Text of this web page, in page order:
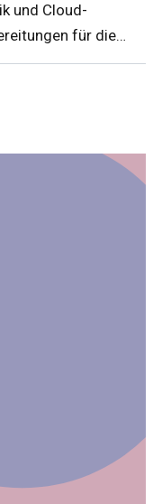
und Cloud-
für die
2026. Ein Blick auf